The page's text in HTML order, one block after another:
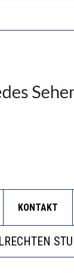
KONTAKT
WISSEN,
IM